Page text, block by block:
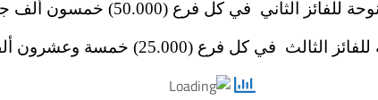
للفائز الثاني في كل فرع (50.000) خمسون ألف جنيه مصري.
للفائز الثالث في كل فرع (25.000) خمسة وعشرون ألف جنيه مصرى.